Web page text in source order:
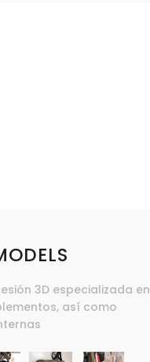
3D especializada en
así como